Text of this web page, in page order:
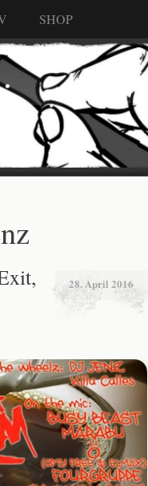
SHOP
28. April 2016